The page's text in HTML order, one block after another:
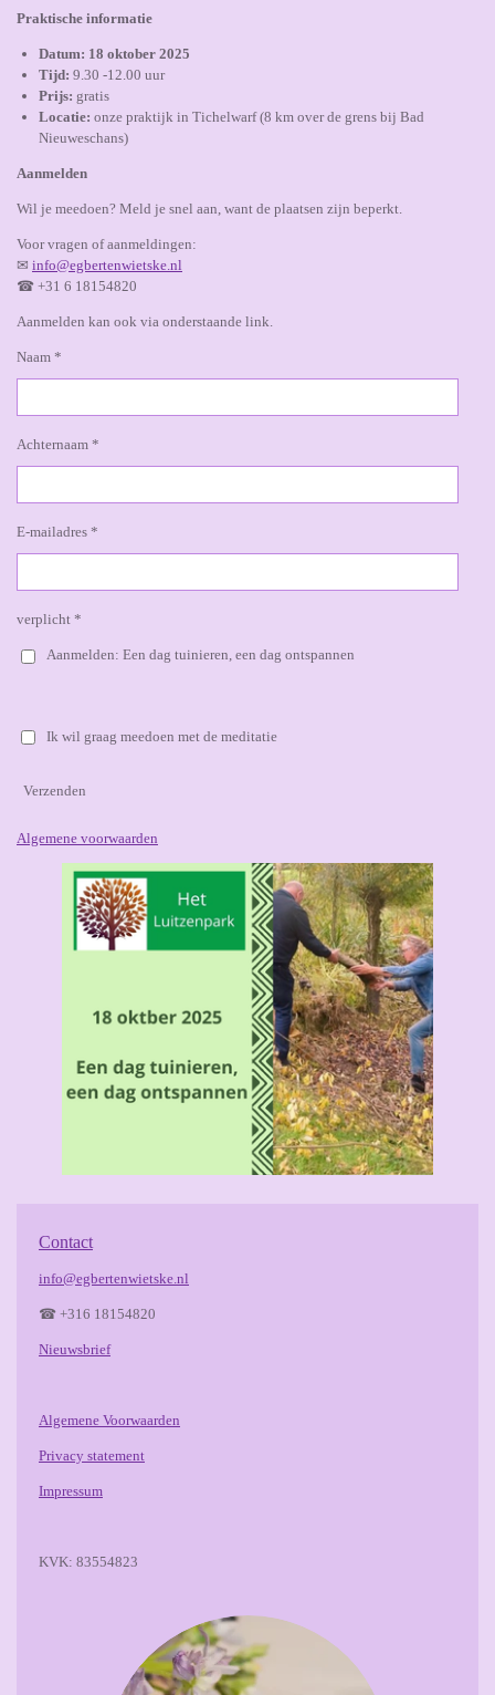
Praktische informatie
Datum: 18 oktober 2025
Tijd: 9.30 -12.00 uur
Prijs: gratis
Locatie: onze praktijk in Tichelwarf (8 km over de grens bij Bad
Nieuweschans)
Aanmelden
Wil je meedoen? Meld je snel aan, want de plaatsen zijn beperkt.
Voor vragen of aanmeldingen:
✉ info@egbertenwietske.nl
☎ +31 6 18154820
Aanmelden kan ook via onderstaande link.
Naam *
Achternaam *
E-mailadres *
verplicht *
Aanmelden: Een dag tuinieren, een dag ontspannen
Ik wil graag meedoen met de meditatie
Verzenden
Algemene voorwaarden
Contact
info@egbertenwietske.nl
☎ +316 18154820
Nieuwsbrief
Algemene Voorwaarden
Privacy statement
Impressum
KVK: 83554823